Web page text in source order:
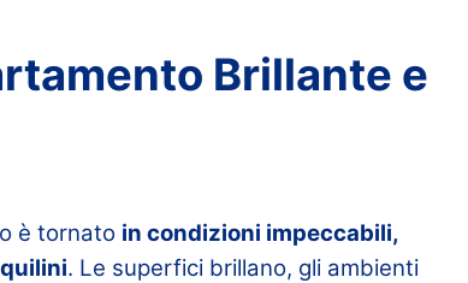
Brillante e
è tornato in condizioni impeccabili,
. Le superfici brillano, gli ambienti